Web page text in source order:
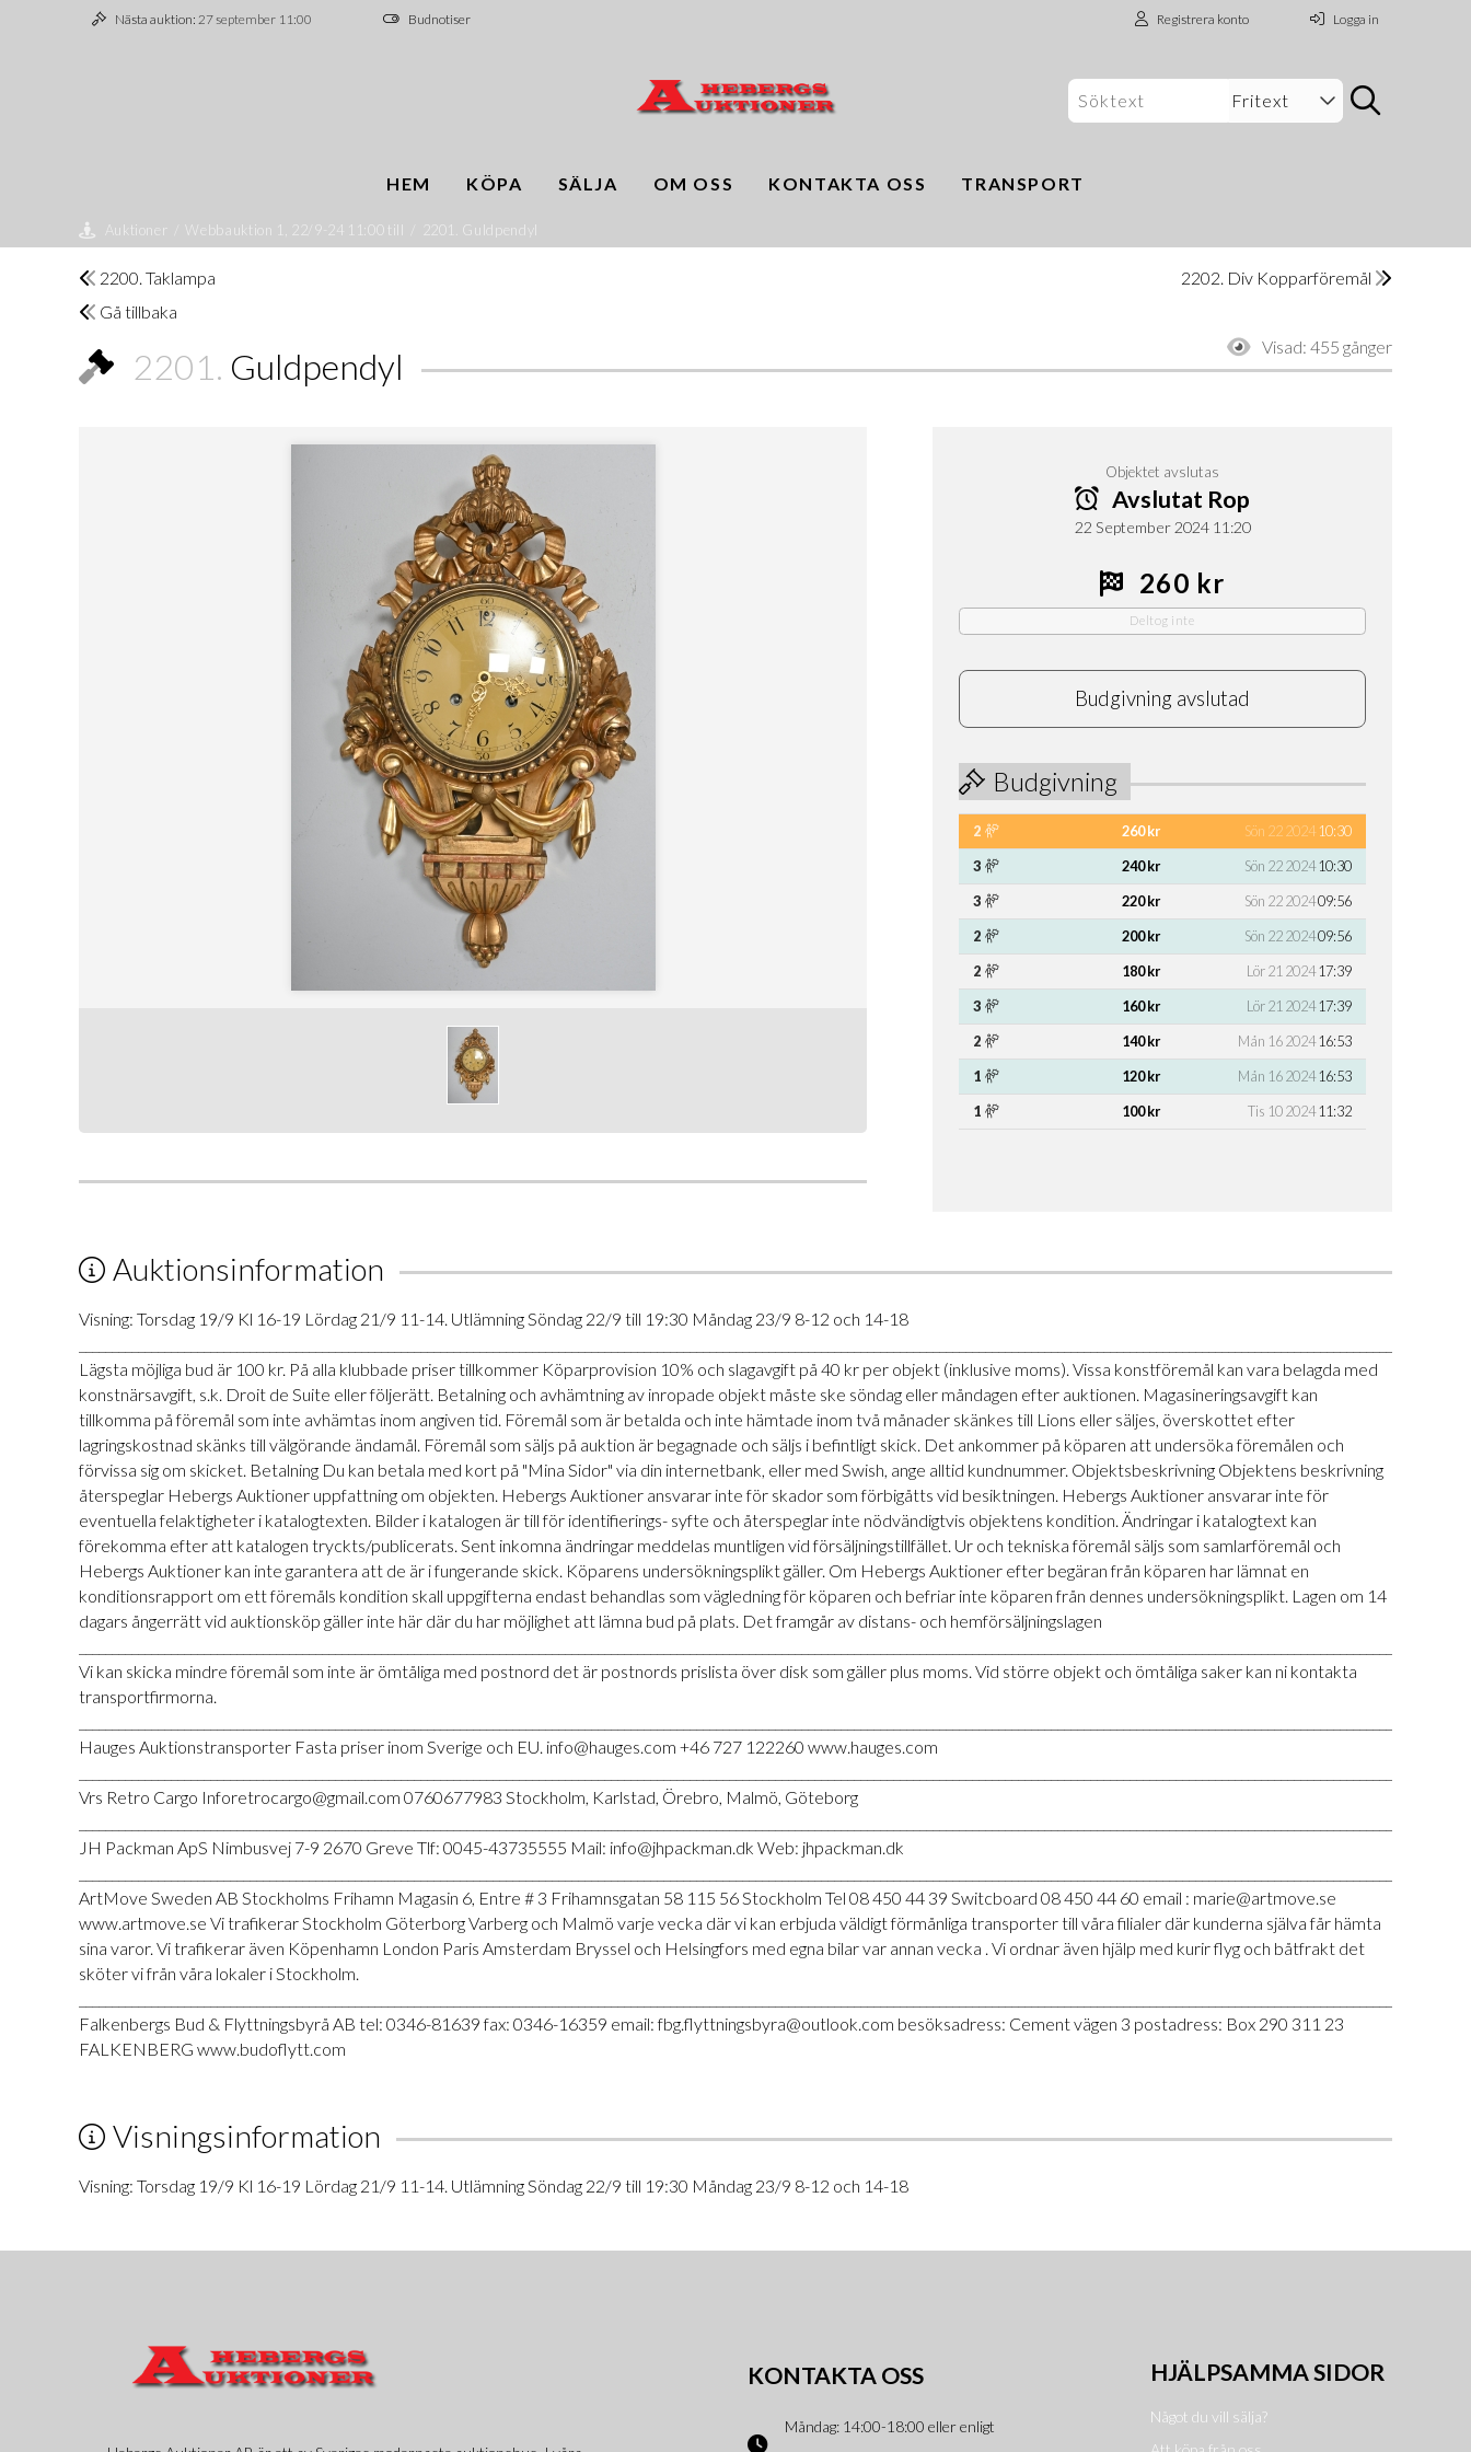
Nästa auktion: 27 september 11:00 Budnotiser Registrera konto Logga in
HEM KÖPA SÄLJA OM OSS KONTAKTA OSS TRANSPORT
Auktioner Webbauktion 1, 22/9-24 11:00 till 2201. Guldpendyl
2200. Taklampa
2202. Div Kopparföremål
Gå tillbaka
Visad: 455 gånger
2201. Guldpendyl
Objektet avslutas
Avslutat Rop
22 September 2024 11:20
260 kr
Deltog inte
Budgivning avslutad
Budgivning
2 260 kr Sön 22 202410:30
3
240 kr Sön 22 202410:30
3
220 kr Sön 22 202409:56
2
200 kr Sön 22 202409:56
2
180 kr Lör 21 202417:39
3
160 kr Lör 21 202417:39
2
140 kr Mån 16 202416:53
1
120 kr Mån 16 202416:53
1
100 kr Tis 10 202411:32
Auktionsinformation
Visning: Torsdag 19/9 Kl 16-19 Lördag 21/9 11-14. Utlämning Söndag 22/9 till 19:30 Måndag 23/9 8-12 och 14-18
Lägsta möjliga bud är 100 kr. På alla klubbade priser tillkommer Köparprovision 10% och slagavgift på 40 kr per objekt (inklusive moms). Vissa konstföremål kan vara belagda med
konstnärsavgift, s.k. Droit de Suite eller följerätt. Betalning och avhämtning av inropade objekt måste ske söndag eller måndagen efter auktionen. Magasineringsavgift kan
tillkomma på föremål som inte avhämtas inom angiven tid. Föremål som är betalda och inte hämtade inom två månader skänkes till Lions eller säljes, överskottet efter
lagringskostnad skänks till välgörande ändamål. Föremål som säljs på auktion är begagnade och säljs i befintligt skick. Det ankommer på köparen att undersöka föremålen och
förvissa sig om skicket. Betalning Du kan betala med kort på "Mina Sidor" via din internetbank, eller med Swish, ange alltid kundnummer. Objektsbeskrivning Objektens beskrivning
återspeglar Hebergs Auktioner uppfattning om objekten. Hebergs Auktioner ansvarar inte för skador som förbigåtts vid besiktningen. Hebergs Auktioner ansvarar inte för
eventuella felaktigheter i katalogtexten. Bilder i katalogen är till för identifierings- syfte och återspeglar inte nödvändigtvis objektens kondition. Ändringar i katalogtext kan
förekomma efter att katalogen tryckts/publicerats. Sent inkomna ändringar meddelas muntligen vid försäljningstillfället. Ur och tekniska föremål säljs som samlarföremål och
Hebergs Auktioner kan inte garantera att de är i fungerande skick. Köparens undersökningsplikt gäller. Om Hebergs Auktioner efter begäran från köparen har lämnat en
konditionsrapport om ett föremåls kondition skall uppgifterna endast behandlas som vägledning för köparen och befriar inte köparen från dennes undersökningsplikt. Lagen om 14
dagars ångerrätt vid auktionsköp gäller inte här där du har möjlighet att lämna bud på plats. Det framgår av distans- och hemförsäljningslagen
Vi kan skicka mindre föremål som inte är ömtåliga med postnord det är postnords prislista över disk som gäller plus moms. Vid större objekt och ömtåliga saker kan ni kontakta
transportfirmorna.
Hauges Auktionstransporter Fasta priser inom Sverige och EU. info@hauges.com +46 727 122260 www.hauges.com
Vrs Retro Cargo Inforetrocargo@gmail.com 0760677983 Stockholm, Karlstad, Örebro, Malmö, Göteborg
JH Packman ApS Nimbusvej 7-9 2670 Greve Tlf: 0045-43735555 Mail: info@jhpackman.dk Web: jhpackman.dk
ArtMove Sweden AB Stockholms Frihamn Magasin 6, Entre # 3 Frihamnsgatan 58 115 56 Stockholm Tel 08 450 44 39 Switcboard 08 450 44 60 email : marie@artmove.se
www.artmove.se Vi trafikerar Stockholm Göterborg Varberg och Malmö varje vecka där vi kan erbjuda väldigt förmånliga transporter till våra filialer där kunderna själva får hämta
sina varor. Vi trafikerar även Köpenhamn London Paris Amsterdam Bryssel och Helsingfors med egna bilar var annan vecka . Vi ordnar även hjälp med kurir flyg och båtfrakt det
sköter vi från våra lokaler i Stockholm.
Falkenbergs Bud & Flyttningsbyrå AB tel: 0346-81639 fax: 0346-16359 email: fbg.flyttningsbyra@outlook.com besöksadress: Cement vägen 3 postadress: Box 290 311 23
FALKENBERG www.budoflytt.com
Visningsinformation
Visning: Torsdag 19/9 Kl 16-19 Lördag 21/9 11-14. Utlämning Söndag 22/9 till 19:30 Måndag 23/9 8-12 och 14-18
KONTAKTA OSS
Måndag: 14:00-18:00 eller enligt
HJÄLPSAMMA SIDOR
Något du vill sälja?